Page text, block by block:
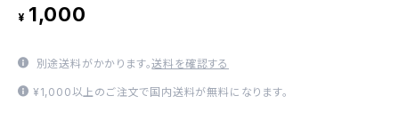
¥ 1,000
別途送料がかかります。送料を確認する
¥1,000以上のご注文で国内送料が無料になります。